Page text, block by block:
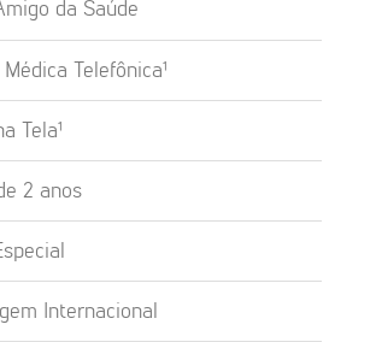
da Saúde
Telefônica¹
Tela¹
2 anos
Internacional